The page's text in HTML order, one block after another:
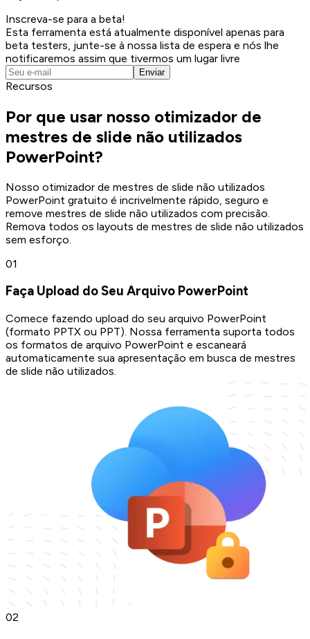
Inscreva-se para a beta!
Esta ferramenta está atualmente disponível apenas para
beta testers, junte-se à nossa lista de espera e nós lhe
notificaremos assim que tivermos um lugar livre
Enviar
Recursos
Por que usar nosso otimizador de
mestres de slide não utilizados
PowerPoint?
Nosso otimizador de mestres de slide não utilizados
PowerPoint gratuito é incrivelmente rápido, seguro e
remove mestres de slide não utilizados com precisão.
Remova todos os layouts de mestres de slide não utilizados
sem esforço.
01
Faça Upload do Seu Arquivo PowerPoint
Comece fazendo upload do seu arquivo PowerPoint
(formato PPTX ou PPT). Nossa ferramenta suporta todos
os formatos de arquivo PowerPoint e escaneará
automaticamente sua apresentação em busca de mestres
de slide não utilizados.
02